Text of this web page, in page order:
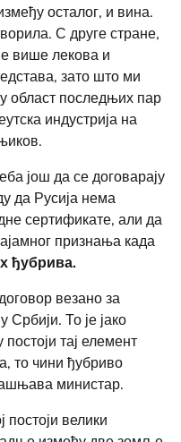
осталог, и вина.
С друге стране,
више лекова и
зато што ми
област последњих пар
индустрија на
још да се договарају
да Русија нема
сертификате, али да
признања када
ђубрива.
везано за
То је јако
тај елемент
то чини ђубриво
министар.
постоји велики